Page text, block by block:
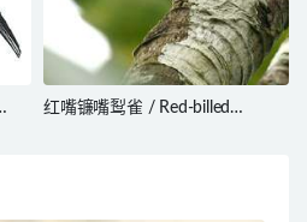
红嘴镰嘴䴕雀 / Red-billed